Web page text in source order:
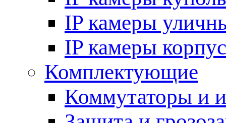
IP камеры
IP камеры
Комплектующие
Коммутаторы и